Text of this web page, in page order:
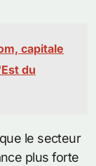
capitale
du
le secteur
plus forte